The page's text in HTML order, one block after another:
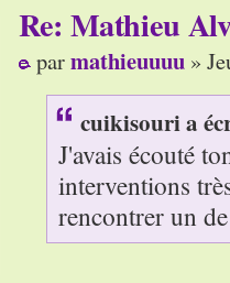
Re: Mathieu
parmathieuuuu »
cuikisouri a
J'avais écouté
interventions
rencontrer un